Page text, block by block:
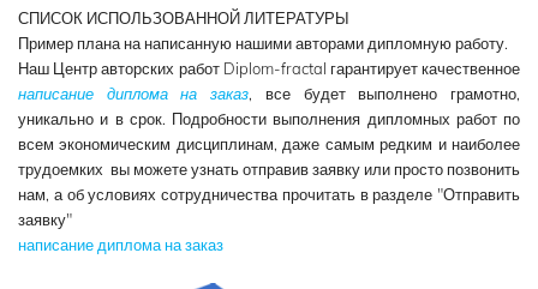
СПИСОК ИСПОЛЬЗОВАННОЙ ЛИТЕРАТУРЫ
Пример плана на написанную нашими авторами дипломную работу.
Наш Центр авторских работ Diplom-fractal гарантирует качественное
написание диплома на заказ, все будет выполнено грамотно,
уникально и в срок. Подробности выполнения дипломных работ по
всем экономическим дисциплинам, даже самым редким и наиболее
трудоемких вы можете узнать отправив заявку или просто позвонить
нам, а об условиях сотрудничества прочитать в разделе "Отправить
заявку"
написание диплома на заказ